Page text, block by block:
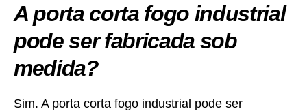
A porta corta fogo industrial
pode ser fabricada sob
medida?
Sim. A porta corta fogo industrial pode ser